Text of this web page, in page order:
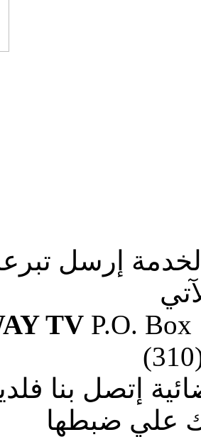
إرسل
TVP.O. Box
إتصل بنا
علي ضبطها